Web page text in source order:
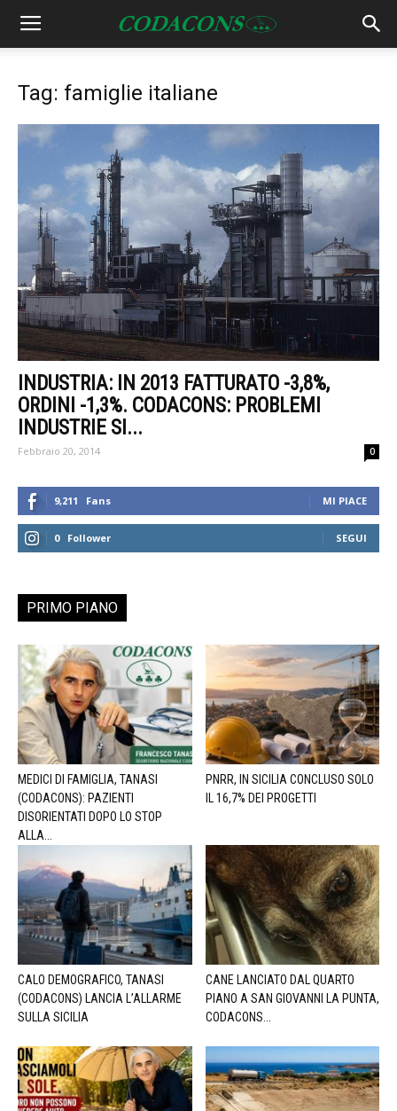
Tag: famiglie italiane
INDUSTRIA: IN 2013 FATTURATO -3,8%,
ORDINI -1,3%. CODACONS: PROBLEMI
INDUSTRIE SI...
Febbraio 20, 2014 0
9,211 Fans MI PIACE
0 Follower SEGUI
PRIMO PIANO
MEDICI DI FAMIGLIA, TANASI
(CODACONS): PAZIENTI
DISORIENTATI DOPO LO STOP
ALLA...
PNRR, IN SICILIA CONCLUSO SOLO
IL 16,7% DEI PROGETTI
CALO DEMOGRAFICO, TANASI
(CODACONS) LANCIA L’ALLARME
SULLA SICILIA
CANE LANCIATO DAL QUARTO
PIANO A SAN GIOVANNI LA PUNTA,
CODACONS...